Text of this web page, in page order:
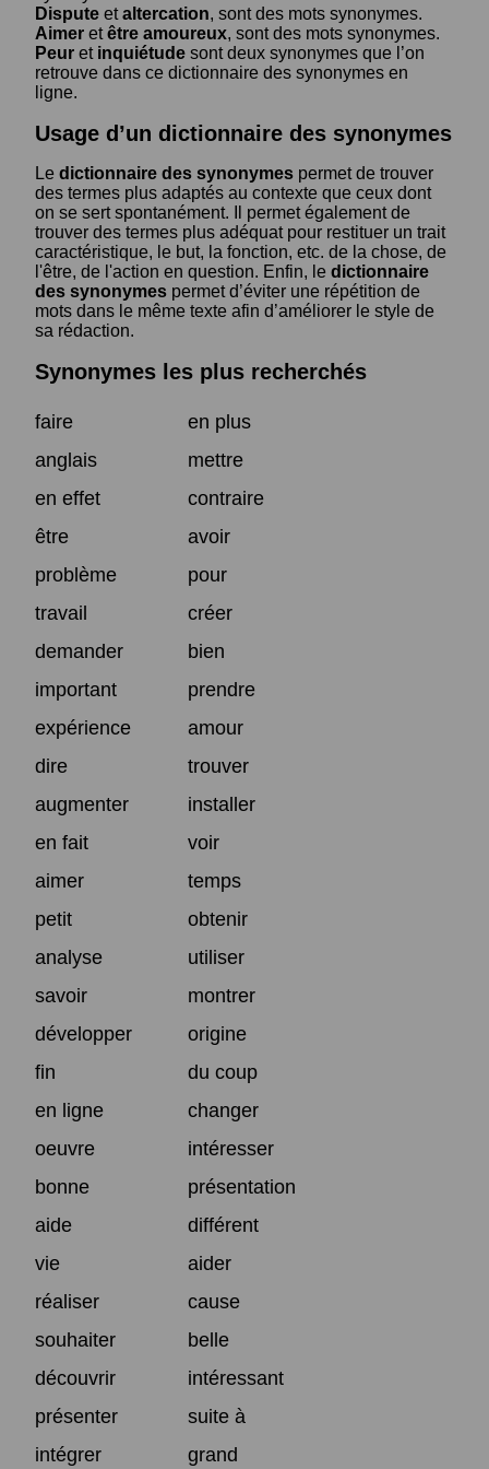
Dispute etaltercation, sont des mots synonymes.
Aimer etêtre amoureux, sont des mots synonymes.
Peur et inquiétude sont deux synonymes que l’on
retrouve dans ce dictionnaire des synonymes en
ligne.
Usage d’un dictionnaire des synonymes
Le dictionnaire des synonymes permet de trouver
des termes plus adaptés au contexte que ceux dont
on se sert spontanément. Il permet également de
trouver des termes plus adéquat pour restituer un trait
caractéristique, le but, la fonction, etc. de la chose, de
l'être, de l'action en question. Enfin, le dictionnaire
des synonymes permet d’éviter une répétition de
mots dans le même texte afin d’améliorer le style de
sa rédaction.
Synonymes les plus recherchés
faire
en plus
anglais
mettre
en effet
contraire
être
avoir
problème
pour
travail
créer
demander
bien
important
prendre
expérience
amour
dire
trouver
augmenter
installer
en fait
voir
aimer
temps
petit
obtenir
analyse
utiliser
savoir
montrer
développer
origine
fin
du coup
en ligne
changer
oeuvre
intéresser
bonne
présentation
aide
différent
vie
aider
réaliser
cause
souhaiter
belle
découvrir
intéressant
présenter
suite à
intégrer
grand